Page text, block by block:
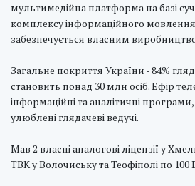
мультимедійна платформа на базі
комплексу інформаційного
забезпечується власним
Загальне покриття України - 84%
становить понад 30 млн осіб. Ефір
інформаційні та аналітичні програми,
улюблені глядачеві ведучі.
Мав 2 власні аналогові ліцензії у
ТВК у Волочиську та Теофіполі по 100